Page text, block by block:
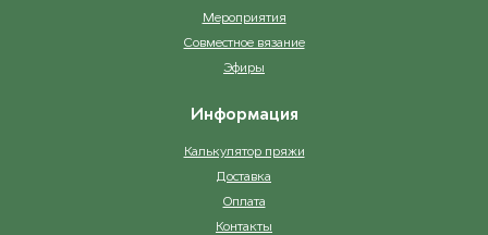
Мероприятия
Совместное вязание
Эфиры
Информация
Калькулятор пряжи
Доставка
Оплата
Контакты